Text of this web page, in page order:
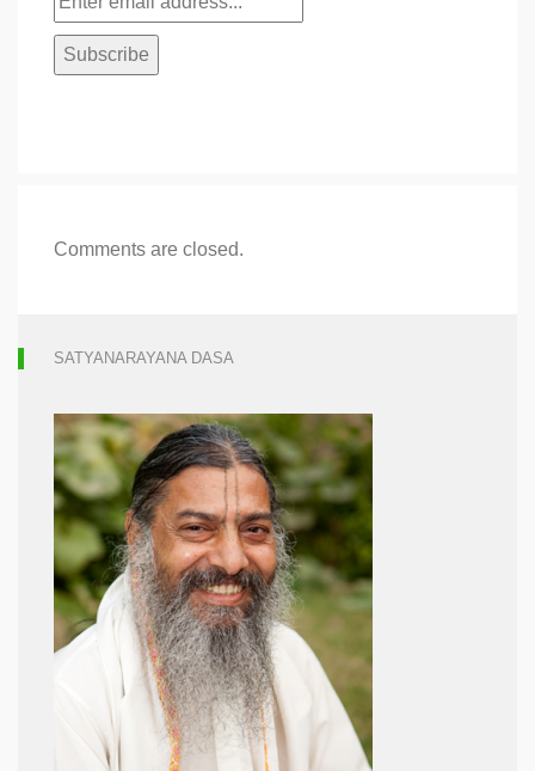
Comments are closed.
SATYANARAYANA DASA